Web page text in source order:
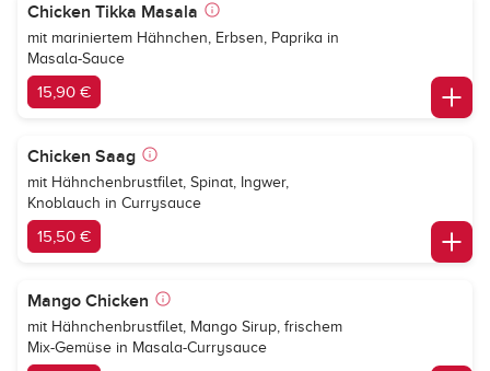
Chicken Tikka Masala
mit mariniertem Hähnchen, Erbsen, Paprika in
Masala-Sauce
15,90 €
Chicken Saag
mit Hähnchenbrustfilet, Spinat, Ingwer,
Knoblauch in Currysauce
15,50 €
Mango Chicken
mit Hähnchenbrustfilet, Mango Sirup, frischem
Mix-Gemüse in Masala-Currysauce